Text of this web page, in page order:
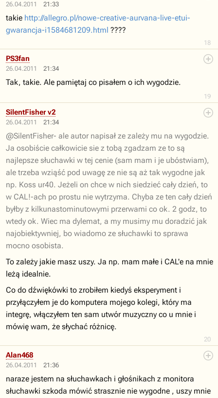
26.04.2011 21:33
18
takie http://allegro.pl/nowe-creative-aurvana-live-etui-
gwarancja-i1584681209.html ????
26.04.2011 21:34
19
PS3fan
Tak, takie. Ale pamiętaj co pisałem o ich wygodzie.
26.04.2011 21:34
20
SilentFisher v2
@SilentFisher- ale autor napisał ze zależy mu na wygodzie.
Ja osobiście całkowicie sie z tobą zgadzam ze to są
najlepsze słuchawki w tej cenie (sam mam i je ubóstwiam),
ale trzeba wziąść pod uwagę ze nie są aż tak wygodne jak
np. Koss ur40. Jeżeli on chce w nich siedzieć cały dzień, to
w CAL!-ach po prostu nie wytrzyma. Chyba ze ten cały dzień
byłby z kilkunastominutowymi przerwami co ok. 2 godz, to
wtedy ok. Wiec ma dylemat, a my musimy mu doradzić jak
najobiektywniej, bo wiadomo ze słuchawki to sprawa
mocno osobista.
To zależy jakie masz uszy. Ja np. mam małe i CAL'e na mnie
leżą idealnie.
Co do dźwiękówki to zrobiłem kiedyś eksperyment i
przyłączyłem je do komputera mojego kolegi, który ma
integrę, włączyłem ten sam utwór muzyczny co u mnie i
mówię wam, że słychać różnicę.
26.04.2011 21:36
Alan468
naraze jestem na słuchawkach i głośnikach z monitora
słuchawki szkoda mówić strasznie nie wygodne , uszy mnie